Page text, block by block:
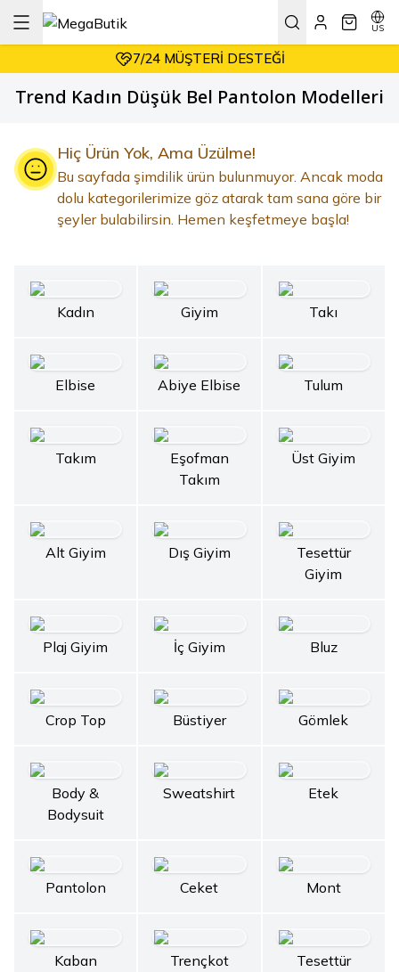
US
KOŞULSUZ & KOLAY İADE
7/24 MÜŞTERI DESTEĞI
DAIMA HESAPLI ALIŞVERIŞ
Trend Kadın Düşük Bel Pantolon Modelleri
Hiç Ürün Yok, Ama Üzülme!
Bu sayfada şimdilik ürün bulunmuyor. Ancak moda
dolu kategorilerimize göz atarak tam sana göre bir
şeyler bulabilirsin. Hemen keşfetmeye başla!
Kadın Giyim Takı
Elbise Abiye Elbise Tulum
Takım
Eşofman
Takım
Üst Giyim
Alt Giyim Dış Giyim
Tesettür
Giyim
Plaj Giyim İç Giyim Bluz
Crop Top Büstiyer Gömlek
Body &
Bodysuit
Sweatshirt Etek
Pantolon Ceket Mont
Kaban Trençkot
Tesettür